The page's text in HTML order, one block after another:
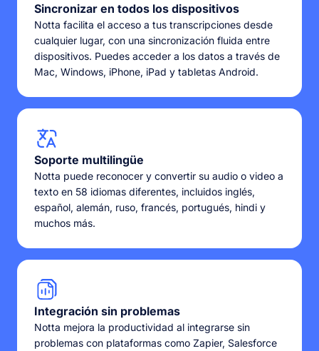
Sincronizar en todos los dispositivos
Notta facilita el acceso a tus transcripciones desde
cualquier lugar, con una sincronización fluida entre
dispositivos. Puedes acceder a los datos a través de
Mac, Windows, iPhone, iPad y tabletas Android.
Soporte multilingüe
Notta puede reconocer y convertir su audio o video a
texto en 58 idiomas diferentes, incluidos inglés,
español, alemán, ruso, francés, portugués, hindi y
muchos más.
Integración sin problemas
Notta mejora la productividad al integrarse sin
problemas con plataformas como Zapier, Salesforce